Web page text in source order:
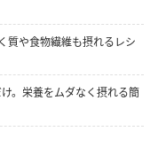
質や食物繊維も摂れるレシ
。栄養をムダなく摂れる簡